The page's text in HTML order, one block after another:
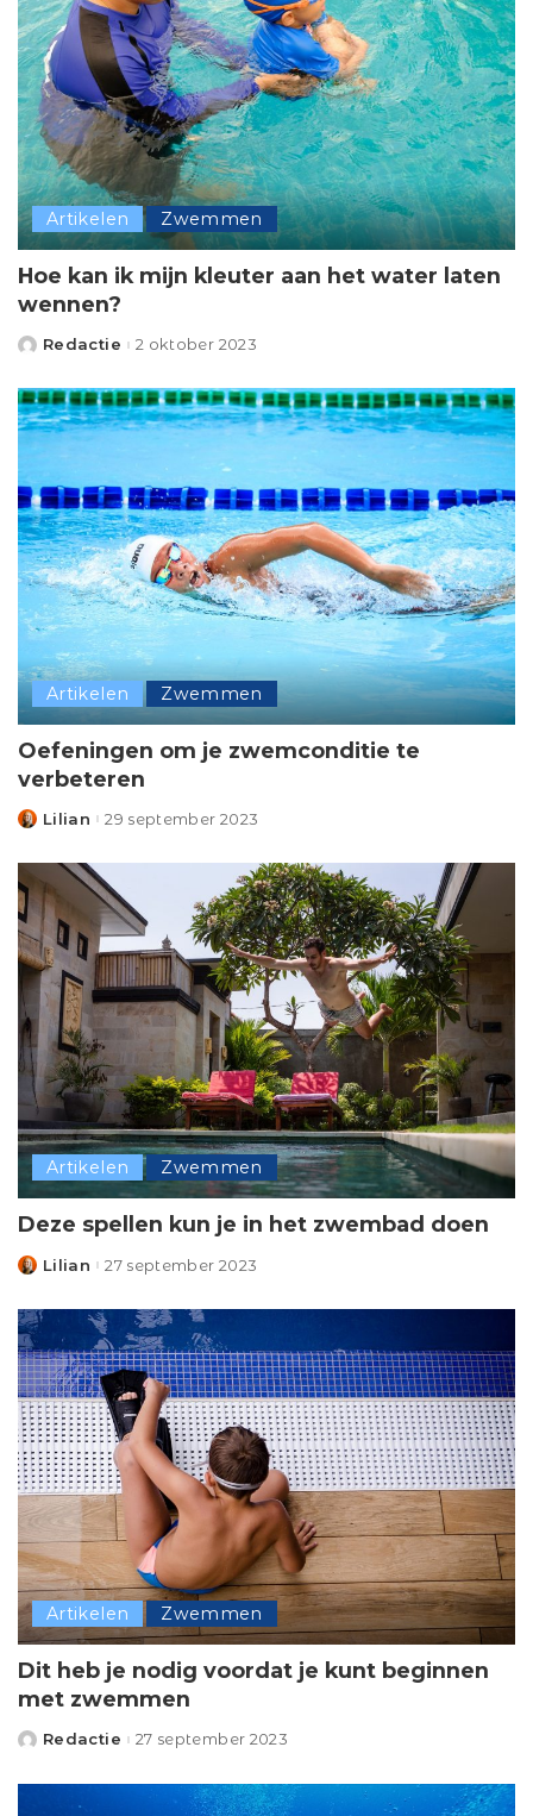
Artikelen Zwemmen
Hoe kan ik mijn kleuter aan het water laten
wennen?
Posted
Redactie 2 oktober 2023
Artikelen Zwemmen
Oefeningen om je zwemconditie te
verbeteren
Posted
Lilian 29 september 2023
Artikelen Zwemmen
Deze spellen kun je in het zwembad doen
Posted
Lilian 27 september 2023
Artikelen Zwemmen
Dit heb je nodig voordat je kunt beginnen
met zwemmen
Posted
Redactie 27 september 2023